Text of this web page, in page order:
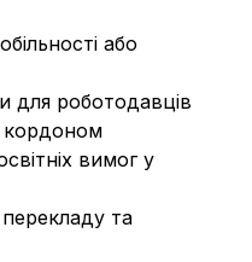
або
для роботодавців
кордоном
вимог у
перекладу та